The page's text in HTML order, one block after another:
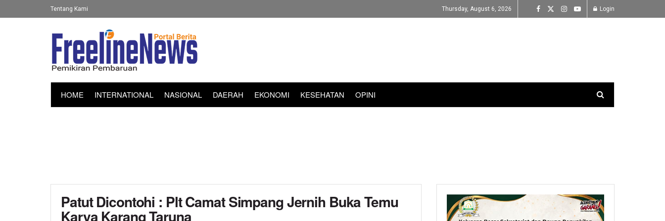
Tentang Kami Thursday, August 6, 2026 Login
HOME INTERNATIONAL NASIONAL DAERAH EKONOMI KESEHATAN OPINI
Patut Dicontohi : Plt Camat Simpang Jernih Buka Temu
Karya Karang Taruna